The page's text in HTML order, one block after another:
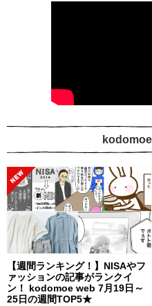
kodomoe
【週間ランキング！】NISAやフ
ァッションの記事がランクイ
ン！ kodomoe web 7月19日～
25日の週間TOP5★